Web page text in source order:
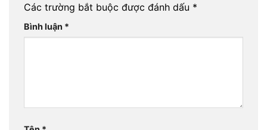
Các trường bắt buộc được đánh dấu *
Bình luận *